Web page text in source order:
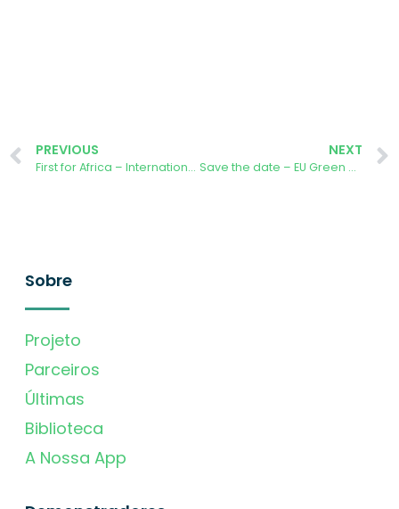
PREVIOUS
First for Africa – International CitSci Africa Conference 2024
NEXT
Save the date – EU Green Week 2024
Sobre
Projeto
Parceiros
Últimas
Biblioteca
A Nossa App